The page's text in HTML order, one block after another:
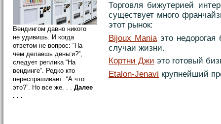
Вендингом давно никого
не удивишь. И когда
ответом не вопрос: “На
чем делаешь деньги?”,
следует реплика “На
вендинге”. Редко кто
переспрашивает: “А что
это?”. Но все же. . . Далее
. . .
Торговля бижутерией
существует много
этот рынок:
Bijoux Maniaэто недорогая
случаи жизни.
Кортни Джи это готовый
Etalon-Jenavi крупнейший